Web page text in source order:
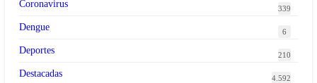
Coronavirus 339
Dengue 6
Deportes 210
Destacadas 4.592